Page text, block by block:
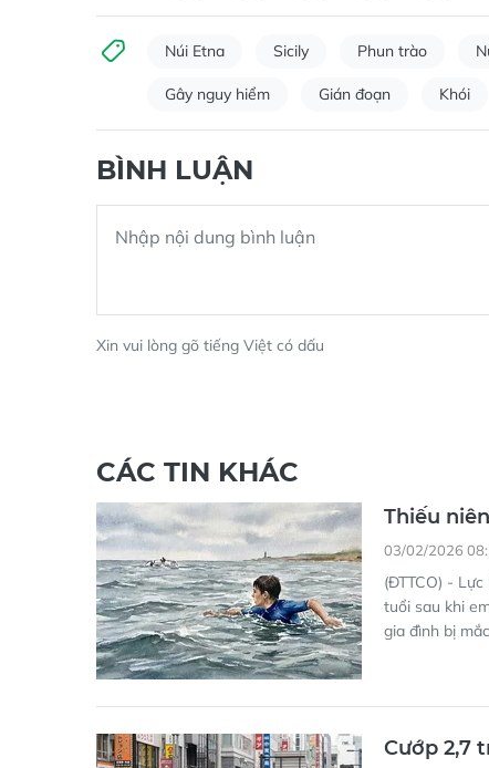
Núi Etna Sicily Phun trào
Gây nguy hiểm Gián đoạn Khói
BÌNH LUẬN
Xin vui lòng gõ tiếng Việt có dấu
CÁC TIN KHÁC
Thiếu
03/02/2026
(ĐTTCO) -
tuổi sau khi
gia đình bị
Cướp 2,7